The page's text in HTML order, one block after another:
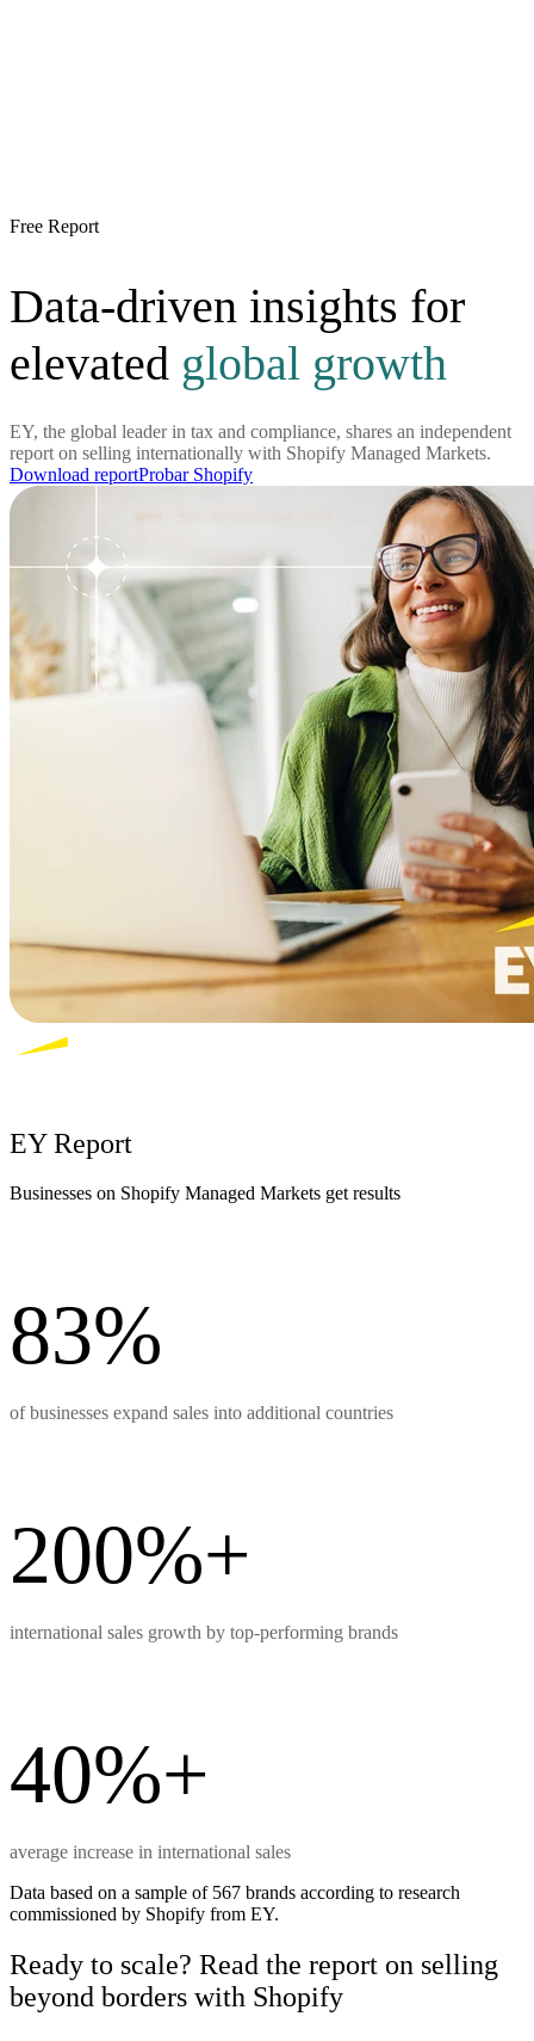
Free Report
Data-driven insights for
elevated global growth
EY, the global leader in tax and compliance, shares an independent
report on selling internationally with Shopify Managed Markets.
Download reportProbar Shopify
EY Report
Businesses on Shopify Managed Markets get results
83%
of businesses expand sales into additional countries
200%+
international sales growth by top-performing brands
40%+
average increase in international sales
Data based on a sample of 567 brands according to research
commissioned by Shopify from EY.
Ready to scale? Read the report on selling
beyond borders with Shopify